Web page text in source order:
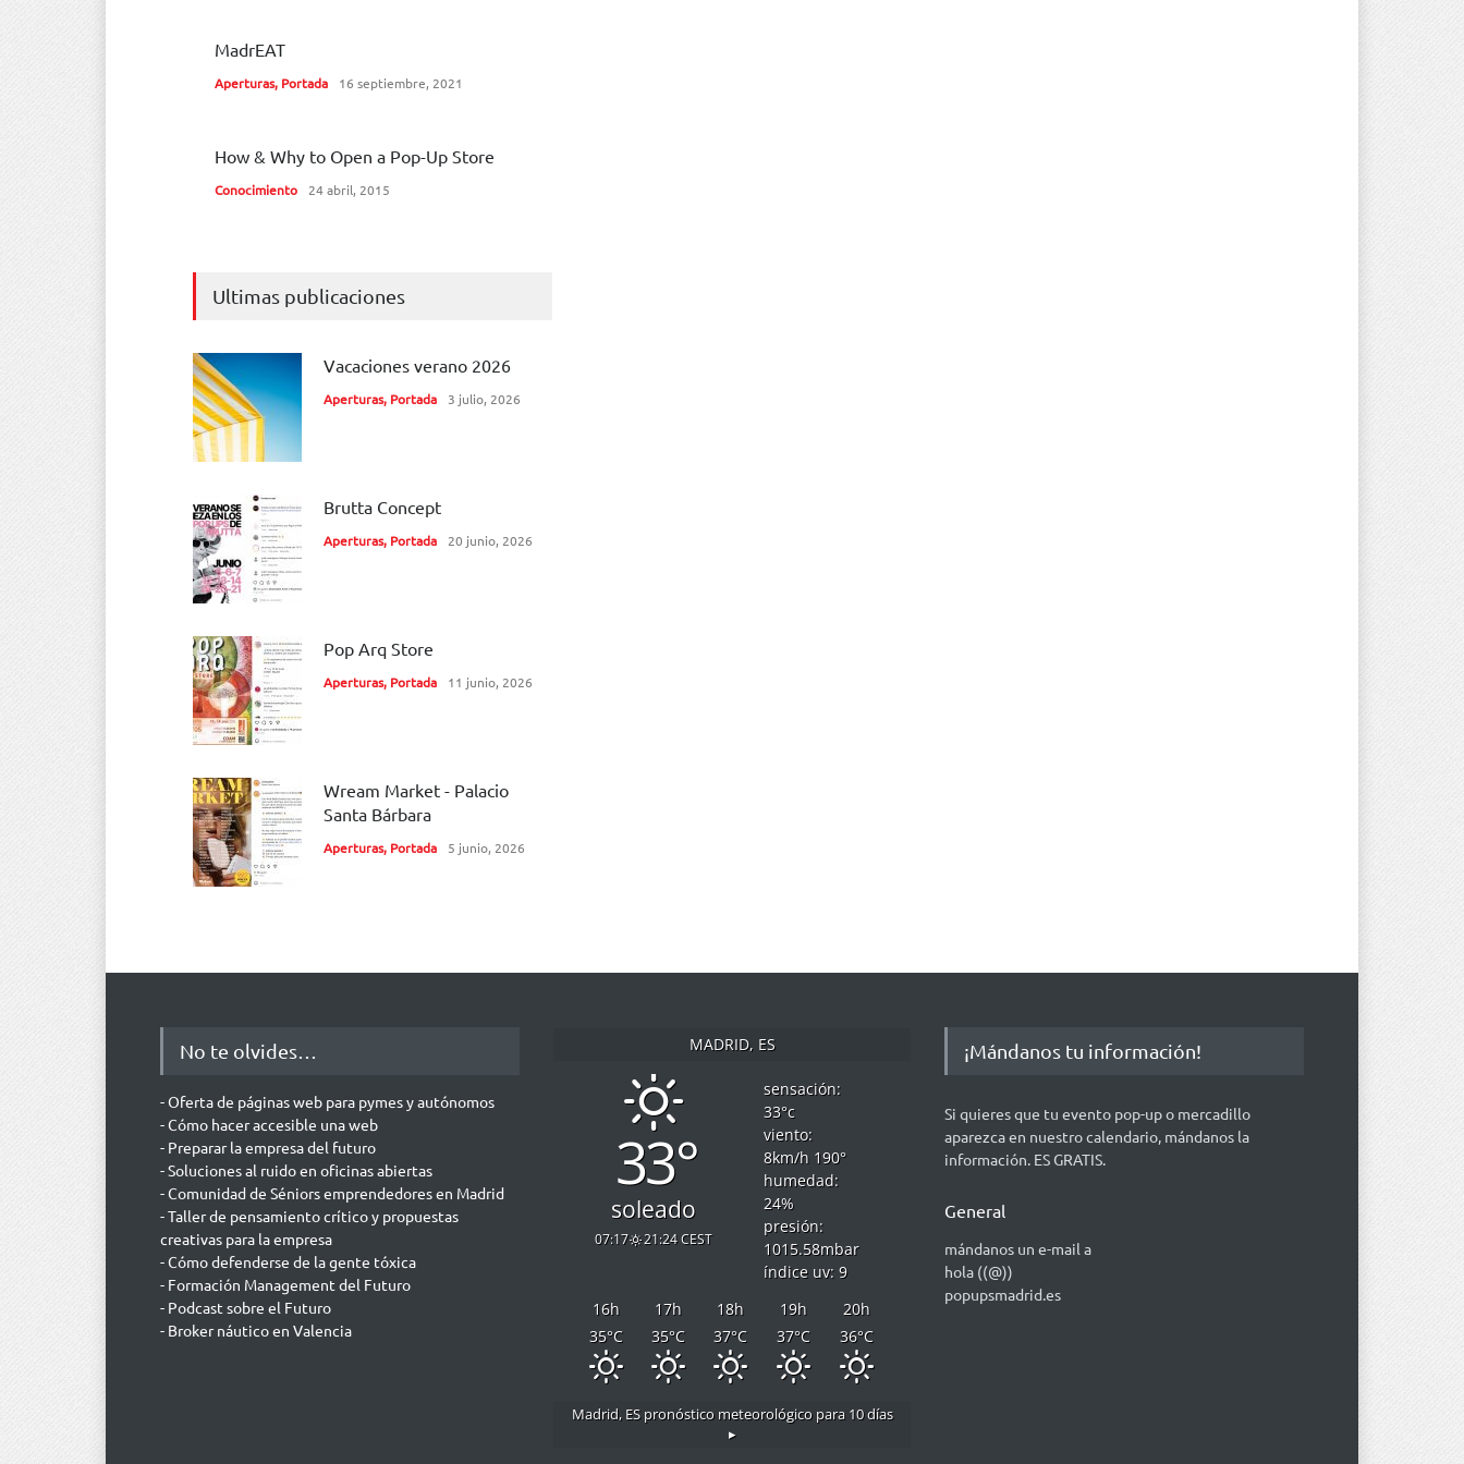
MadrEAT
Aperturas, Portada 16 septiembre, 2021
How & Why to Open a Pop-Up Store
Conocimiento 24 abril, 2015
Ultimas publicaciones
Vacaciones verano 2026
Aperturas, Portada 3 julio, 2026
Brutta Concept
Aperturas, Portada 20 junio, 2026
Pop Arq Store
Aperturas, Portada 11 junio, 2026
Wream Market - Palacio
Santa Bárbara
Aperturas, Portada 5 junio, 2026
No te olvides…
- Oferta de páginas web para pymes y autónomos
- Cómo hacer accesible una web
- Preparar la empresa del futuro
- Soluciones al ruido en oficinas abiertas
- Comunidad de Séniors emprendedores en Madrid
- Taller de pensamiento crítico y propuestas
creativas para la empresa
- Cómo defenderse de la gente tóxica
- Formación Management del Futuro
- Podcast sobre el Futuro
- Broker náutico en Valencia
MADRID, ES
33°
soleado
07:17 21:24 CEST
sensación:
33°c
viento:
8km/h190°
humedad:
24%
presión:
1015.58mbar
índice uv: 9
16h 17h 18h 19h 20h
35°C 35°C 37°C 37°C 36°C
Madrid, ESpronóstico meteorológico para 10 días
▸
¡Mándanos tu información!
Si quieres que tu evento pop-up o mercadillo
aparezca en nuestro calendario, mándanos la
información. ES GRATIS.
General
mándanos un e-mail a
hola ((@))
popupsmadrid.es